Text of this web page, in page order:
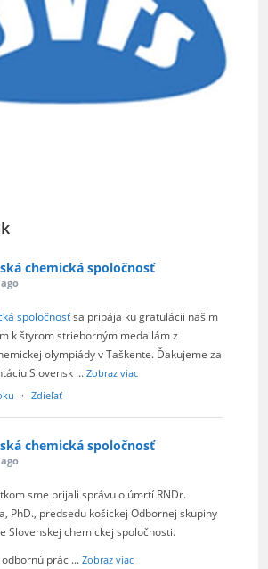
chemická spoločnosť
spoločnosťsa pripája ku gratulácii našim
k štyrom strieborným medailám z
olympiády v Taškente. Ďakujeme za
Slovensk ...Zobraz viac
· Zdieľať
chemická spoločnosť
sme prijali správu o úmrtí RNDr.
PhD., predsedu košickej Odbornej skupiny
Slovenskej chemickej spoločnosti.
prác ...Zobraz viac